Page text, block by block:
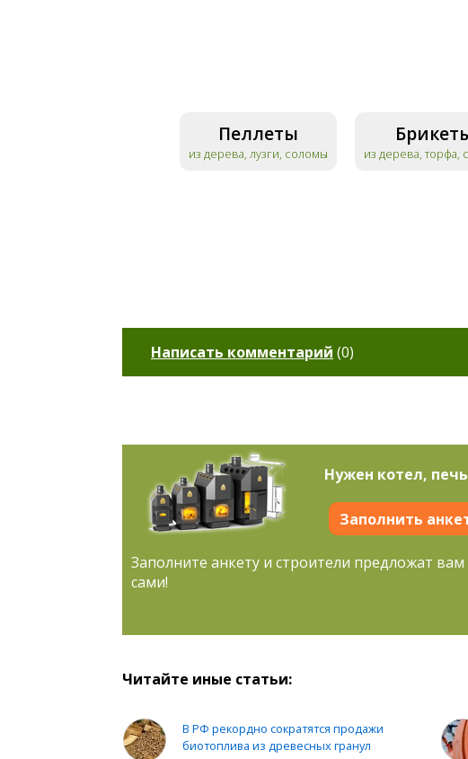
Пеллеты
из дерева, лузги, соломы из дерева, торфа,
Написать комментарий (0)
Нужен котел,
Заполнить
Заполните анкету и строители предложат вам
сами!
Читайте иные статьи:
В РФ рекордно сократятся продажи
биотоплива из древесных гранул